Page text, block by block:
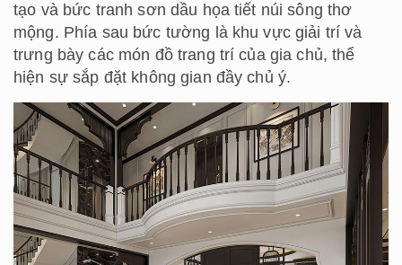
tạo và bức tranh sơn dầu họa tiết núi sông thơ
mộng. Phía sau bức tường là khu vực giải trí và
trưng bày các món đồ trang trí của gia chủ, thể
hiện sự sắp đặt không gian đầy chủ ý.